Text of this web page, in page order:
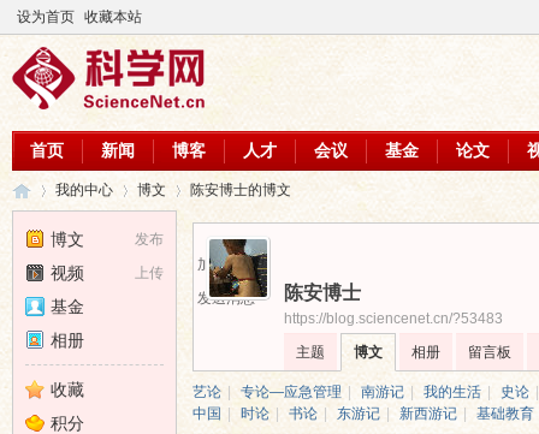
设为首页 收藏本站
首页 新闻 博客 人才 会议 基金 论文
›
我的中心 博文 陈安博士的博文
加为好友
发送消息
陈安博士
https://blog.sciencenet.cn/?53483
主题
博文 相册 留言板
艺论 专论—应急管理 南游记 我的生活 史论
中国
时论 书论 东游记 新西游记 基础教育
发布
博文
上传
视频
基金
相册
收藏
积分